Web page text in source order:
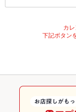
カ
下記ボタン